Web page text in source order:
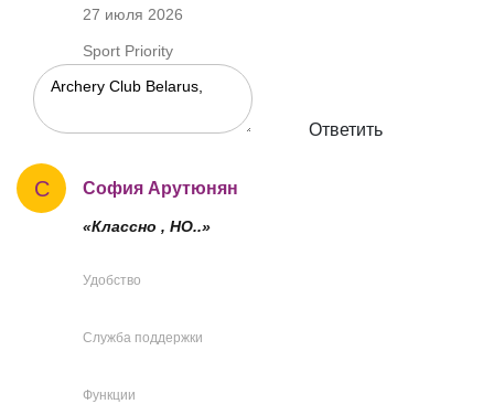
27 июля 2026
Sport Priority
Ответить
С София Арутюнян
«Классно , НО..»
Удобство
Служба поддержки
Функции